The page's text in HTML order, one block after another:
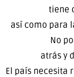
tiene
así como para
No
atrás y
El país necesita